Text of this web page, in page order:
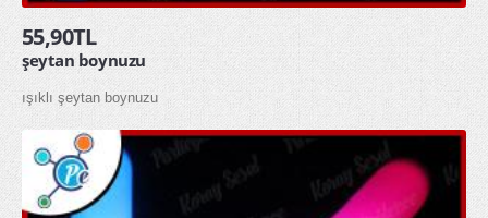
55,90TL
şeytan boynuzu
ışıklı şeytan boynuzu